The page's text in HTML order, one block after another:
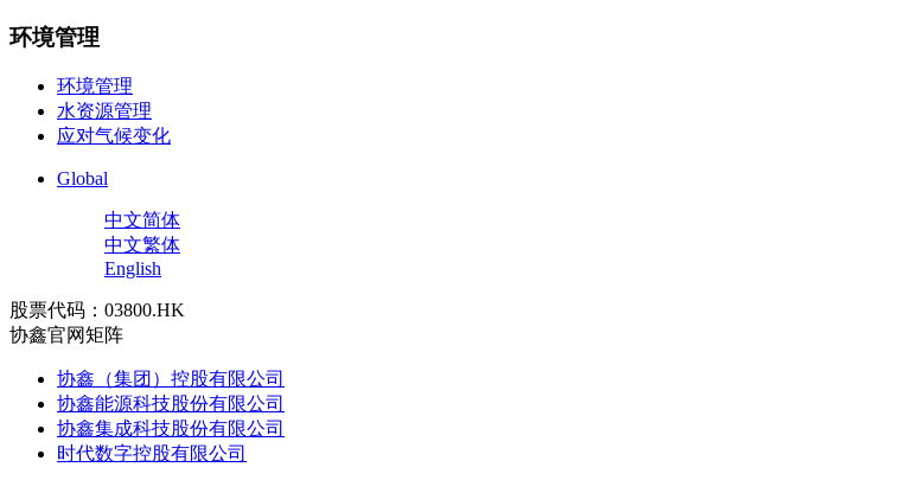
环境管理
环境管理
水资源管理
应对气候变化
Global
中文简体
中文繁体
English
股票代码：03800.HK
协鑫官网矩阵
协鑫（集团）控股有限公司
协鑫能源科技股份有限公司
协鑫集成科技股份有限公司
时代数字控股有限公司